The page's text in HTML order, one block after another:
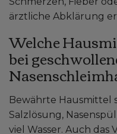
ärztliche Abklärung
Welche
bei
Bewährte Hausmittel
Salzlösung,
viel Wasser. Auch das